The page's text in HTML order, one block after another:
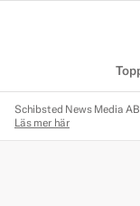
Schibsted News Media
Läs mer här